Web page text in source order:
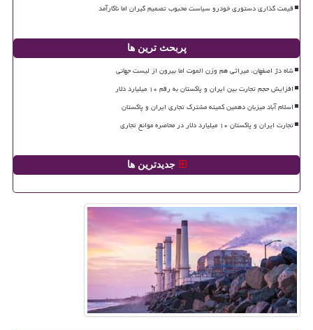
قیمت گذاری دستوری خودرو سیاست محبوب تصمیم گیران اما ناکارآمد
پربحث ترین ها
شاه دژ اصفهان، میراثی هم وزن الموت اما بیرون از لیست جهانی
افزایش حجم تجارت بین ایران و پاکستان به رقم ۱۰ میلیارد دلار
اسلام آباد میزبان دهمین کمیته مشترک تجاری ایران و پاکستان
تجارت ایران و پاکستان ۱۰ میلیارد دلار در محاصره موانع تجاری
جدیدترین ها